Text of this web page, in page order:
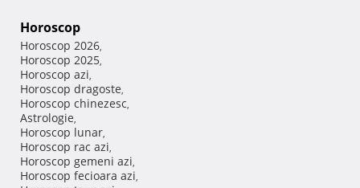
Horoscop
Horoscop 2026,
Horoscop 2025,
Horoscop azi,
Horoscop dragoste,
Horoscop chinezesc,
Astrologie,
Horoscop lunar,
Horoscop rac azi,
Horoscop gemeni azi,
Horoscop fecioara azi,